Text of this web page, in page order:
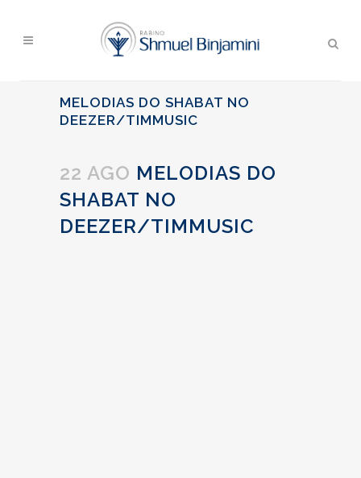
MELODIAS DO SHABAT NO
DEEZER/TIMMUSIC
22 AGO MELODIAS DO
SHABAT NO
DEEZER/TIMMUSIC